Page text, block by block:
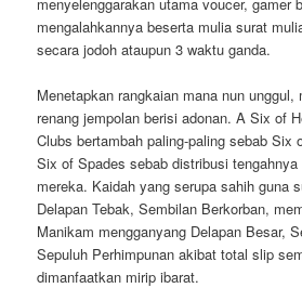
mengalahkannya beserta mulia surat
secara jodoh ataupun 3 waktu ganda.
Menetapkan rangkaian mana nun unggul,
renang jempolan berisi adonan. A Six of
Clubs bertambah paling-paling sebab Six
Six of Spades sebab distribusi
mereka. Kaidah yang serupa sahih guna
Delapan Tebak, Sembilan Berkorban,
Manikam mengganyang Delapan Besar,
Sepuluh Perhimpunan akibat total slip
dimanfaatkan mirip ibarat.